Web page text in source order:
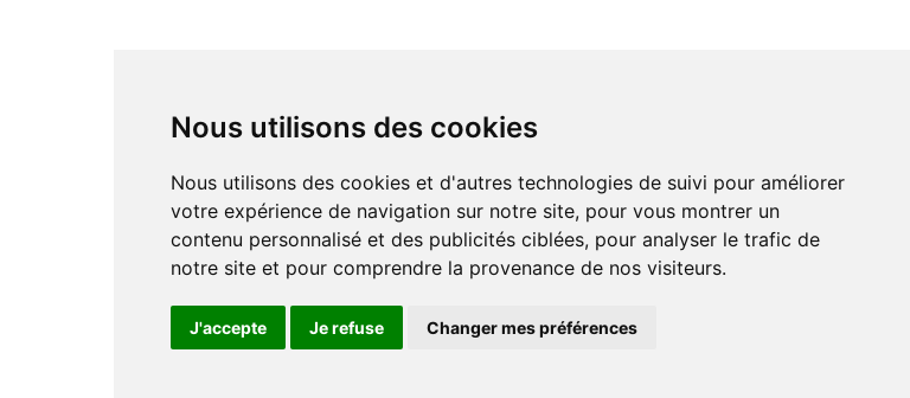
Nous utilisons des cookies
Nous utilisons des cookies et d'autres technologies de suivi pour améliorer
votre expérience de navigation sur notre site, pour vous montrer un
contenu personnalisé et des publicités ciblées, pour analyser le trafic de
notre site et pour comprendre la provenance de nos visiteurs.
J'accepte Je refuse Changer mes préférences